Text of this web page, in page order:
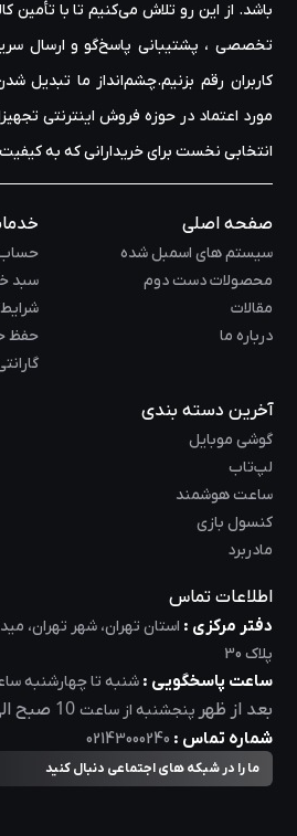
باشد. از این رو تلاش می‌کنیم تا با تأمین
تخصصی ، پشتیبانی پاسخ‌گو و ارسال سریع
کاربران رقم بزنیم.چشم‌انداز ما تبدیل
مورد اعتماد در حوزه‌ فروش اینترنتی
انتخابی نخست برای خریدارانی که به
صفحه اصلی
سیستم های اسمبل شده
محصولات دست دوم
مقالات
درباره ما
حساب
سبد
حفظ
آخرین دسته بندی
گوشی موبایل
لپ‌تاب
ساعت هوشمند
کنسول بازی
مادربرد
اطلاعات تماس
دفتر مرکزی : استان تهران، شهر تهران،
پلاک 30
ساعت پاسخگویی : شنبه تا چهارشنبه
بعد از ظهر پنجشنبه از ساعت 10 صبح
شماره تماس : 02143000240
ما را در شبکه های اجتماعی دنبال کنید